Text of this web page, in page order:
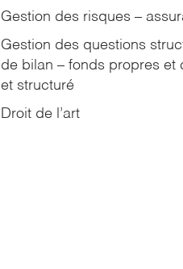
Gestion des risques –
Gestion des questions
de bilan – fonds propres et
et structuré
Droit de l’art